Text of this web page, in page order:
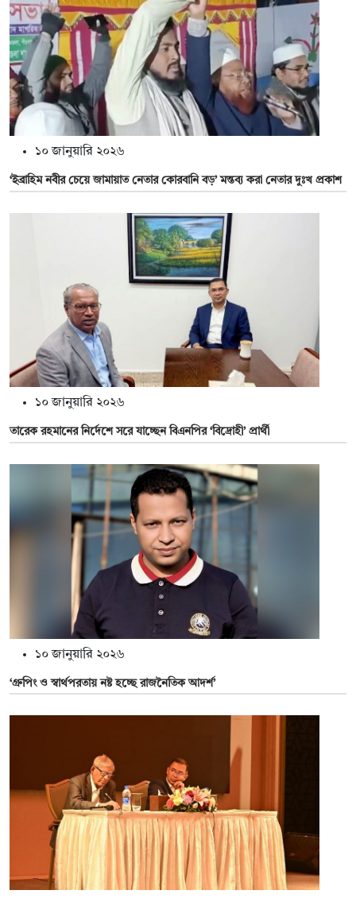
১০ জানুয়ারি ২০২৬
‘ইব্রাহিম নবীর চেয়ে জামায়াত নেতার কোরবানি বড়’ মন্তব্য করা নেতার দুঃখ প্রকাশ
১০ জানুয়ারি ২০২৬
তারেক রহমানের নির্দেশে সরে যাচ্ছেন বিএনপির ‘বিদ্রোহী’ প্রার্থী
১০ জানুয়ারি ২০২৬
‘গ্রুপিং ও স্বার্থপরতায় নষ্ট হচ্ছে রাজনৈতিক আদর্শ’